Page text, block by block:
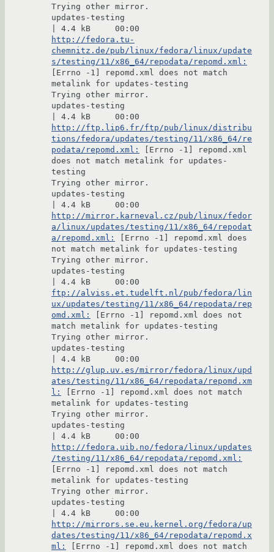
Trying other mirror.
updates-testing
http://fedora.tu-
chemnitz.de/pub/linux/fedora/linux/update
s/testing/11/x86_64/repodata/repomd.xml:
[Errno -1] repomd.xml does not match
metalink for updates-testing
Trying other mirror.
updates-testing
http://ftp.lip6.fr/ftp/pub/linux/distribu
tions/fedora/updates/testing/11/x86_64/re
podata/repomd.xml:
[Errno -1] repomd.xml
does not match metalink for updates-
testing
Trying other mirror.
updates-testing
http://mirror.karneval.cz/pub/linux/fedor
a/linux/updates/testing/11/x86_64/repodat
a/repomd.xml:
[Errno -1] repomd.xml does
not match metalink for updates-testing
Trying other mirror.
updates-testing
ftp://alviss.et.tudelft.nl/pub/fedora/lin
ux/updates/testing/11/x86_64/repodata/rep
omd.xml:
[Errno -1] repomd.xml does not
match metalink for updates-testing
Trying other mirror.
updates-testing
http://glup.uv.es/mirror/fedora/linux/upd
ates/testing/11/x86_64/repodata/repomd.xm
l:
[Errno -1] repomd.xml does not match
metalink for updates-testing
Trying other mirror.
updates-testing
http://fedora.uib.no/fedora/linux/updates
/testing/11/x86_64/repodata/repomd.xml:
[Errno -1] repomd.xml does not match
metalink for updates-testing
Trying other mirror.
updates-testing
http://mirrors.se.eu.kernel.org/fedora/up
dates/testing/11/x86_64/repodata/repomd.x
ml:
[Errno -1] repomd.xml does not match